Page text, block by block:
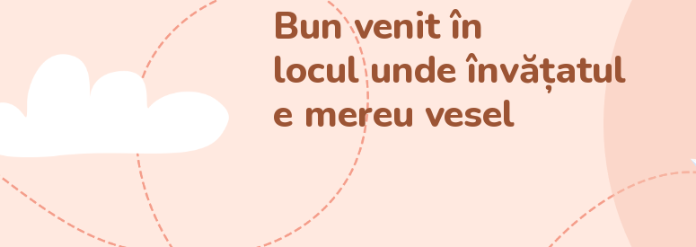
Bun venit în
locul unde învățatul
e mereu vesel